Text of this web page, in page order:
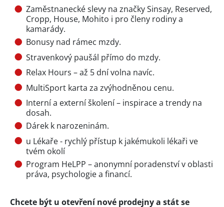
Zaměstnanecké slevy na značky Sinsay, Reserved,
Cropp, House, Mohito i pro členy rodiny a
kamarády.
Bonusy nad rámec mzdy.
Stravenkový paušál přímo do mzdy.
Relax Hours – až 5 dní volna navíc.
MultiSport karta za zvýhodněnou cenu.
Interní a externí školení – inspirace a trendy na
dosah.
Dárek k narozeninám.
u Lékaře - rychlý přístup k jakémukoli lékaři ve
tvém okolí
Program HeLPP – anonymní poradenství v oblasti
práva, psychologie a financí.
Chcete být u otevření nové prodejny a stát se